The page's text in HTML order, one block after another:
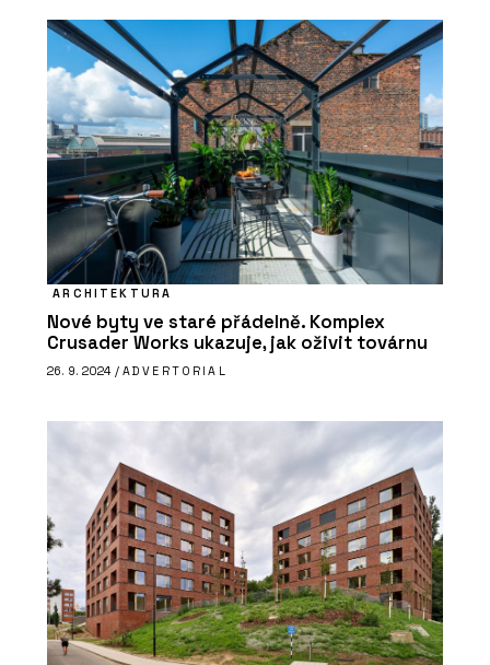
ARCHITEKTURA
Nové byty ve staré přádelně. Komplex
Crusader Works ukazuje, jak oživit továrnu
26. 9. 2024 / ADVERTORIAL